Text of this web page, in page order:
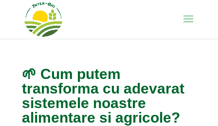
🌱 Cum putem
transforma cu adevarat
sistemele noastre
alimentare si agricole?